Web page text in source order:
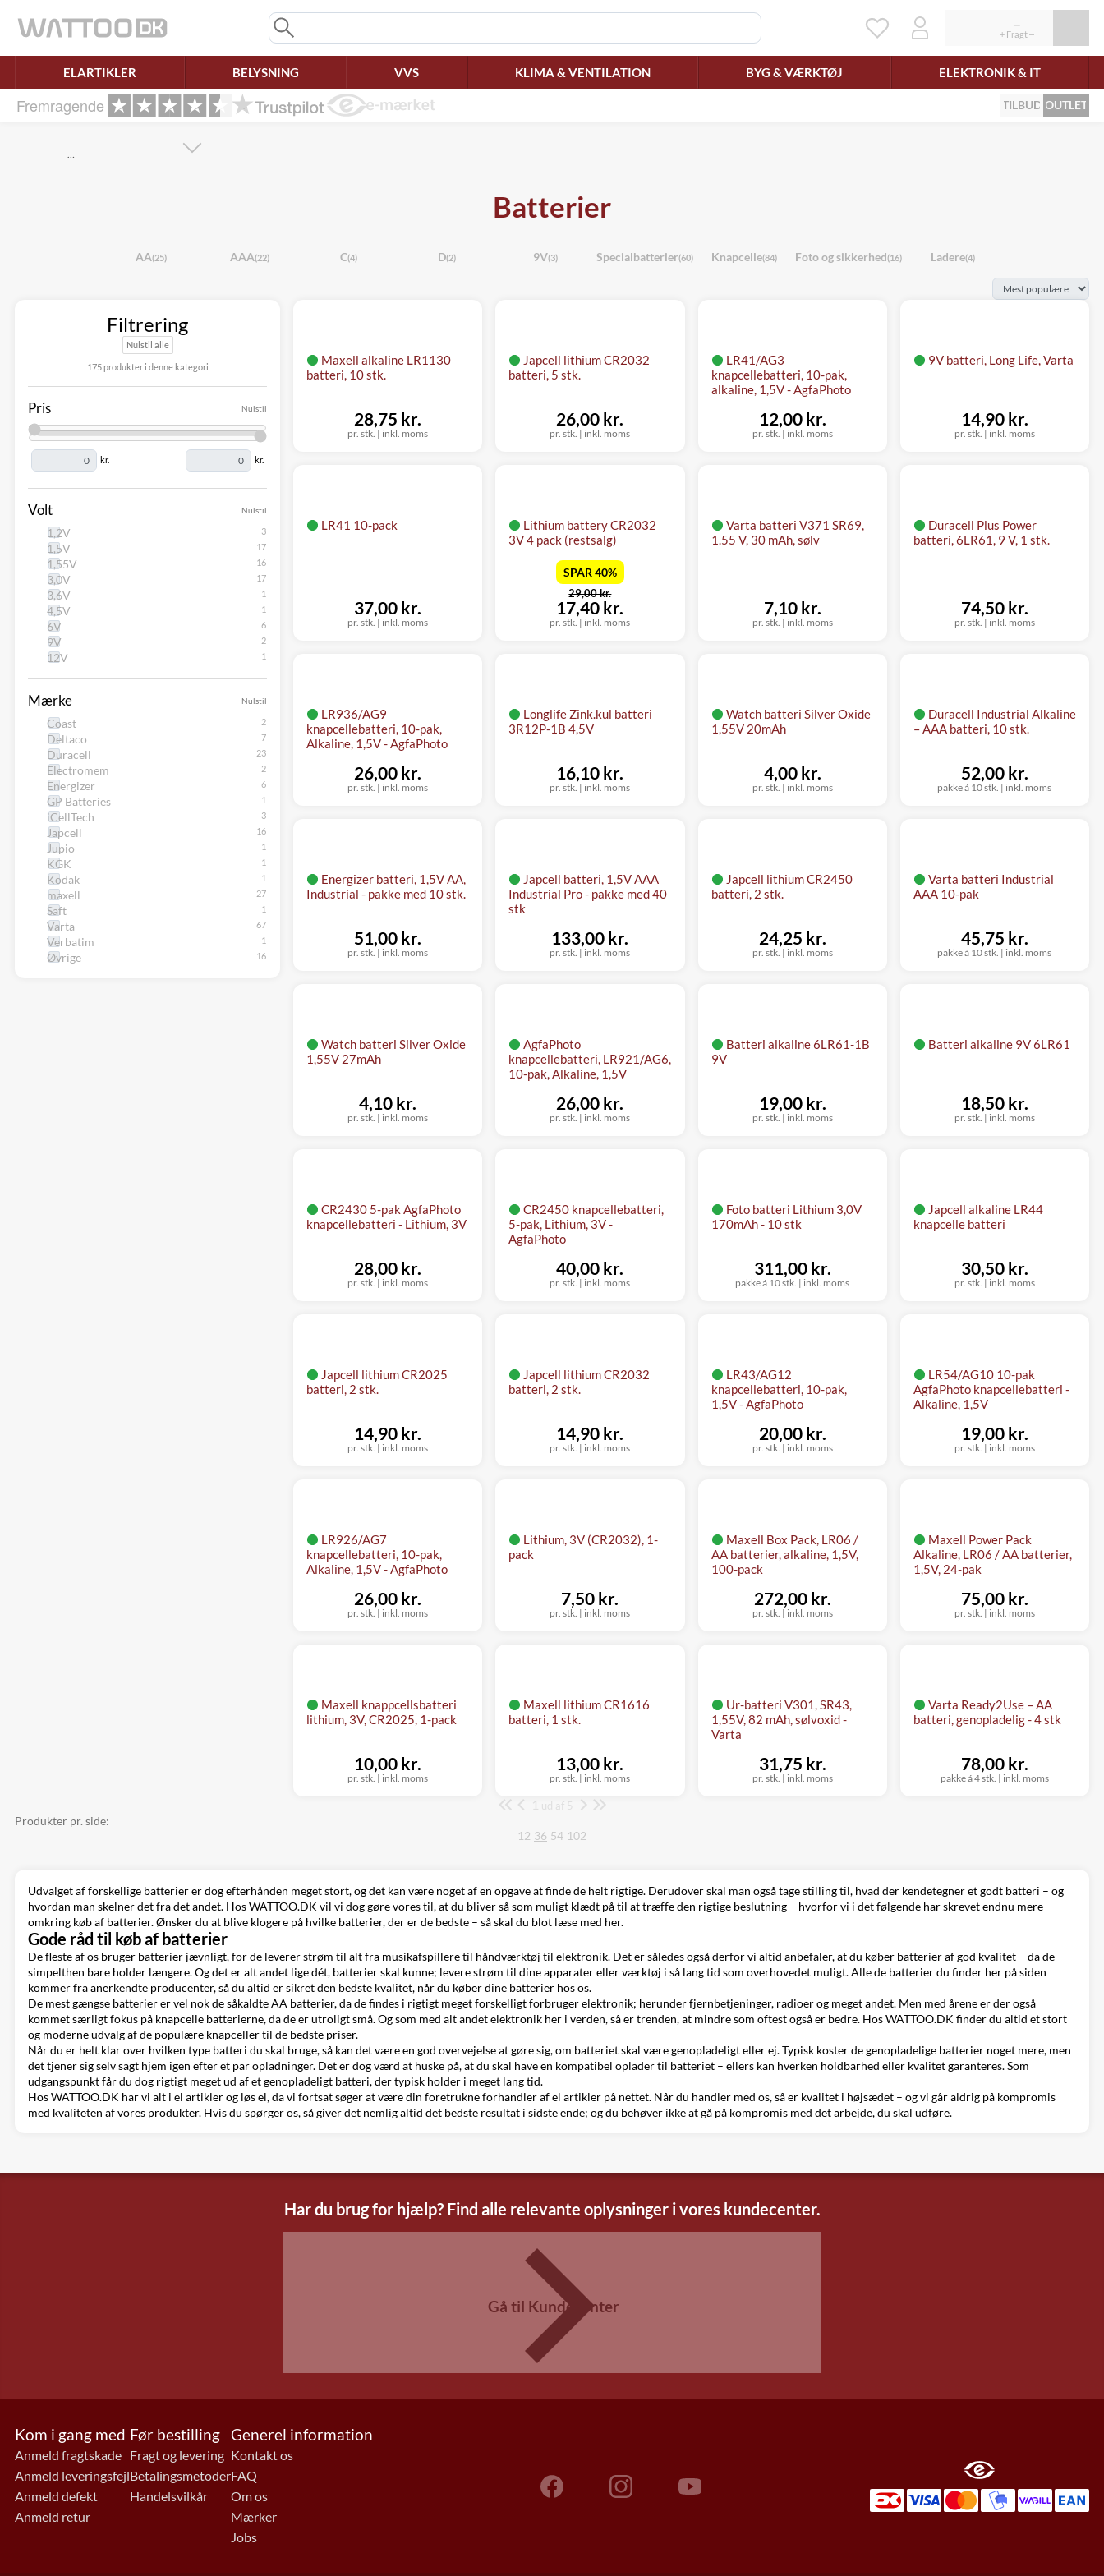
ELARTIKLER BELYSNING VVS KLIMA & VENTILATION BYG & VÆRKTØJ ELEKTRONIK & IT
Fremragende TILBUD OUTLET
…
Batterier
AA(25) AAA(22) C(4) D(2) 9V(3) Specialbatterier(60) Knapcelle(84) Foto og sikkerhed(16) Ladere(4)
Filtrering
Nulstil alle
175 produkter i denne kategori
Nulstil
Pris
kr. kr.
Nulstil
Volt
1,2V
1,5V
1,55V
3,0V
3,6V
4,5V
6V
9V
12V
Nulstil
Mærke
Coast
Deltaco
Duracell
Electromem
Energizer
GP Batteries
iCellTech
Japcell
Jupio
KGK
Kodak
maxell
Saft
Varta
Verbatim
Øvrige
Maxell alkaline LR1130
batteri, 10 stk.
pr. stk. | inkl. moms
28,75 kr.
Japcell lithium CR2032
batteri, 5 stk.
pr. stk. | inkl. moms
26,00 kr.
LR41/AG3
knapcellebatteri, 10-pak,
alkaline, 1,5V - AgfaPhoto
pr. stk. | inkl. moms
12,00 kr.
9V batteri, Long Life, Varta
pr. stk. | inkl. moms
14,90 kr.
LR41 10-pack
pr. stk. | inkl. moms
37,00 kr.
Lithium battery CR2032
3V 4 pack (restsalg)
pr. stk. | inkl. moms
før
29,00 kr.
nu
17,40 kr.
SPAR 40%
Varta batteri V371 SR69,
1.55 V, 30 mAh, sølv
pr. stk. | inkl. moms
7,10 kr.
Duracell Plus Power
batteri, 6LR61, 9 V, 1 stk.
pr. stk. | inkl. moms
74,50 kr.
LR936/AG9
knapcellebatteri, 10-pak,
Alkaline, 1,5V - AgfaPhoto
pr. stk. | inkl. moms
26,00 kr.
Longlife Zink.kul batteri
3R12P-1B 4,5V
pr. stk. | inkl. moms
16,10 kr.
Watch batteri Silver Oxide
1,55V 20mAh
pr. stk. | inkl. moms
4,00 kr.
Duracell Industrial Alkaline
– AAA batteri, 10 stk.
pakke á 10 stk. | inkl. moms
52,00 kr.
Energizer batteri, 1,5V AA,
Industrial - pakke med 10 stk.
pr. stk. | inkl. moms
51,00 kr.
Japcell batteri, 1,5V AAA
Industrial Pro - pakke med 40
stk
pr. stk. | inkl. moms
133,00 kr.
Japcell lithium CR2450
batteri, 2 stk.
pr. stk. | inkl. moms
24,25 kr.
Varta batteri Industrial
AAA 10-pak
pakke á 10 stk. | inkl. moms
45,75 kr.
Watch batteri Silver Oxide
1,55V 27mAh
pr. stk. | inkl. moms
4,10 kr.
AgfaPhoto
knapcellebatteri, LR921/AG6,
10-pak, Alkaline, 1,5V
pr. stk. | inkl. moms
26,00 kr.
Batteri alkaline 6LR61-1B
9V
pr. stk. | inkl. moms
19,00 kr.
Batteri alkaline 9V 6LR61
pr. stk. | inkl. moms
18,50 kr.
CR2430 5-pak AgfaPhoto
knapcellebatteri - Lithium, 3V
pr. stk. | inkl. moms
28,00 kr.
CR2450 knapcellebatteri,
5-pak, Lithium, 3V -
AgfaPhoto
pr. stk. | inkl. moms
40,00 kr.
Foto batteri Lithium 3,0V
170mAh - 10 stk
pakke á 10 stk. | inkl. moms
311,00 kr.
Japcell alkaline LR44
knapcelle batteri
pr. stk. | inkl. moms
30,50 kr.
Japcell lithium CR2025
batteri, 2 stk.
pr. stk. | inkl. moms
14,90 kr.
Japcell lithium CR2032
batteri, 2 stk.
pr. stk. | inkl. moms
14,90 kr.
LR43/AG12
knapcellebatteri, 10-pak,
1,5V - AgfaPhoto
pr. stk. | inkl. moms
20,00 kr.
LR54/AG10 10-pak
AgfaPhoto knapcellebatteri -
Alkaline, 1,5V
pr. stk. | inkl. moms
19,00 kr.
LR926/AG7
knapcellebatteri, 10-pak,
Alkaline, 1,5V - AgfaPhoto
pr. stk. | inkl. moms
26,00 kr.
Lithium, 3V (CR2032), 1-
pack
pr. stk. | inkl. moms
7,50 kr.
Maxell Box Pack, LR06 /
AA batterier, alkaline, 1,5V,
100-pack
pr. stk. | inkl. moms
272,00 kr.
Maxell Power Pack
Alkaline, LR06 / AA batterier,
1,5V, 24-pak
pr. stk. | inkl. moms
75,00 kr.
Maxell knappcellsbatteri
lithium, 3V, CR2025, 1-pack
pr. stk. | inkl. moms
10,00 kr.
Maxell lithium CR1616
batteri, 1 stk.
pr. stk. | inkl. moms
13,00 kr.
Ur-batteri V301, SR43,
1,55V, 82 mAh, sølvoxid -
Varta
pr. stk. | inkl. moms
31,75 kr.
Varta Ready2Use – AA
batteri, genopladelig - 4 stk
pakke á 4 stk. | inkl. moms
78,00 kr.
Side
ud af 5
Produkter pr. side:
12 36 54 102
Udvalget af forskellige batterier er dog efterhånden meget stort, og det kan være noget af en opgave at finde de helt rigtige. Derudover skal man også tage stilling til, hvad der kendetegner et godt batteri – og
hvordan man skelner det fra det andet. Hos WATTOO.DK vil vi dog gøre vores til, at du bliver så som muligt klædt på til at træffe den rigtige beslutning – hvorfor vi i det følgende har skrevet endnu mere
omkring køb af batterier. Ønsker du at blive klogere på hvilke batterier, der er de bedste – så skal du blot læse med her.
Gode råd til køb af batterier
De fleste af os bruger batterier jævnligt, for de leverer strøm til alt fra musikafspillere til håndværktøj til elektronik. Det er således også derfor vi altid anbefaler, at du køber batterier af god kvalitet – da de
simpelthen bare holder længere. Og det er alt andet lige dét, batterier skal kunne; levere strøm til dine apparater ellerværktøj i så lang tid som overhovedet muligt. Alle de batterier du finder her på siden
kommer fra anerkendte producenter, så du altid er sikret den bedste kvalitet, når du køber dine batterier hos os.
De mest gængse batterier er vel nok de såkaldte AA batterier, da de findes i rigtigt meget forskelligt forbruger elektronik; herunder fjernbetjeninger, radioer og meget andet. Men med årene er der også
kommet særligt fokus på knapcelle batterierne, da de er utroligt små. Og som med alt andet elektronik her i verden, så er trenden, at mindre som oftest også er bedre. Hos WATTOO.DK finder du altid et stort
og moderne udvalg af de populære knapceller til de bedste priser.
Når du er helt klar over hvilken type batteri du skal bruge, så kan det være en god overvejelse at gøre sig, om batteriet skal være genopladeligt eller ej. Typisk koster de genopladelige batterier noget mere, men
det tjener sig selv sagt hjem igen efter et par opladninger. Det er dog værd at huske på, at du skal have en kompatibel oplader til batteriet – ellers kan hverken holdbarhed eller kvalitet garanteres. Som
udgangspunkt får du dog rigtigt meget ud af et genopladeligt batteri, der typisk holder i meget lang tid.
Hos WATTOO.DK har vi alt i el artiklerog løs el, da vi fortsat søger at være din foretrukne forhandler af el artikler på nettet. Når du handler med os, så er kvalitet i højsædet – og vi går aldrig på kompromis
med kvaliteten af vores produkter. Hvis du spørger os, så giver det nemlig altid det bedste resultat i sidste ende; og du behøver ikke at gå på kompromis med det arbejde, du skal udføre.
Har du brug for hjælp? Find alle relevante oplysninger i vores kundecenter.
Gå til Kundecenter
Kom i gang med
Anmeld fragtskade
Anmeld leveringsfejl
Anmeld defekt
Anmeld retur
Før bestilling
Fragt og levering
Betalingsmetoder
Handelsvilkår
Generel information
Kontakt os
FAQ
Om os
Mærker
Jobs
Ret samtykke!